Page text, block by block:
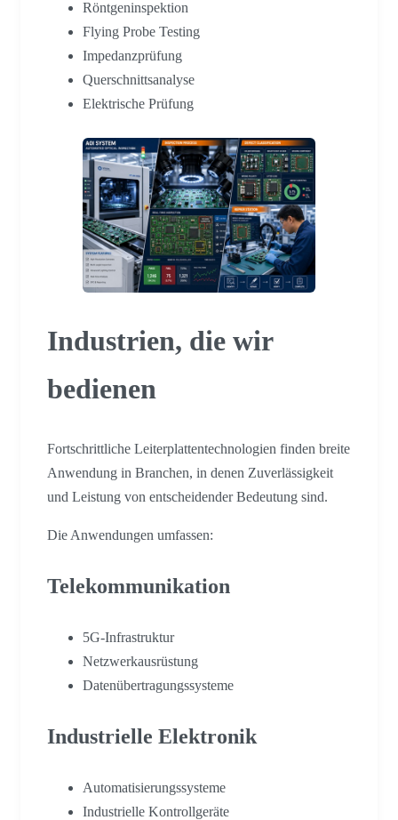
Röntgeninspektion
Flying Probe Testing
Impedanzprüfung
Querschnittsanalyse
Elektrische Prüfung
Industrien, die wir
bedienen
Fortschrittliche Leiterplattentechnologien finden breite
Anwendung in Branchen, in denen Zuverlässigkeit
und Leistung von entscheidender Bedeutung sind.
Die Anwendungen umfassen:
Telekommunikation
5G-Infrastruktur
Netzwerkausrüstung
Datenübertragungssysteme
Industrielle Elektronik
Automatisierungssysteme
Industrielle Kontrollgeräte